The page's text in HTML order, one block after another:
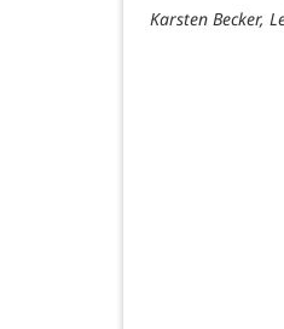
Karsten Becker,